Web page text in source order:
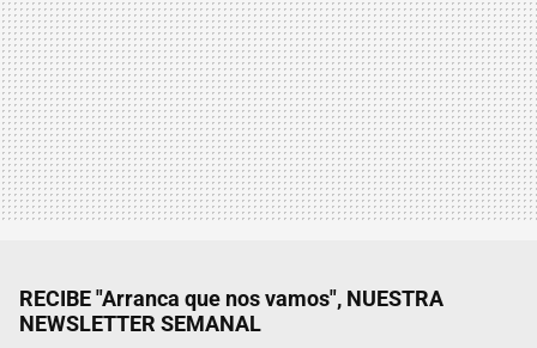
RECIBE "Arranca que nos vamos", NUESTRA
NEWSLETTER SEMANAL